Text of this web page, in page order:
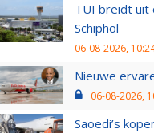
TUI breidt uit
Schiphol
06-08-2026,
Nieuwe
06-08-2026,
Saoedi’s